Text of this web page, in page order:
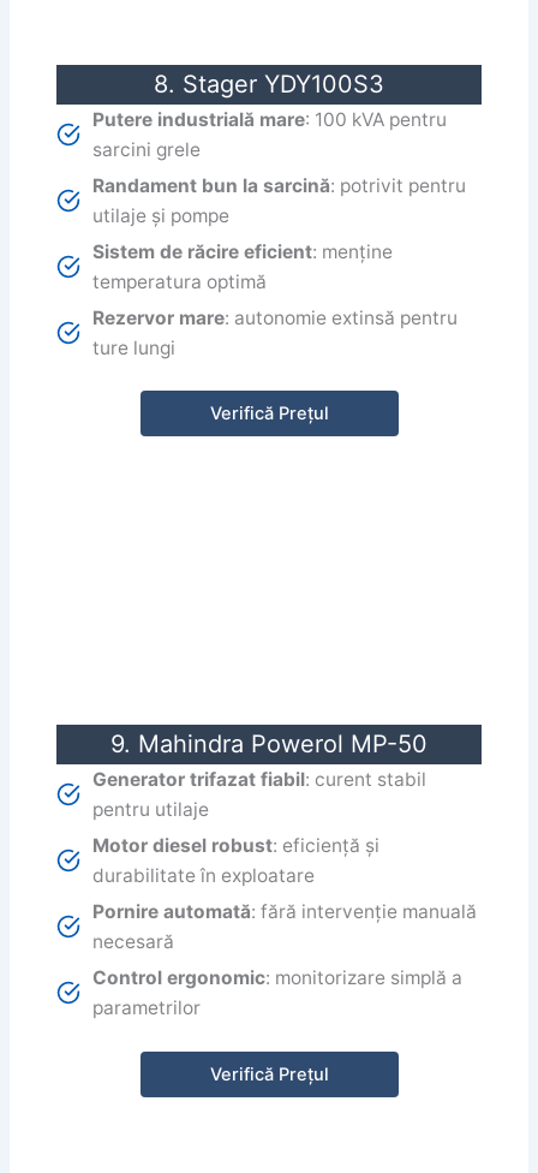
8. Stager YDY100S3
Putere industrială mare: 100 kVA pentru
sarcini grele
Randament bun la sarcină: potrivit pentru
utilaje și pompe
Sistem de răcire eficient: menține
temperatura optimă
Rezervor mare: autonomie extinsă pentru
ture lungi
Verifică Prețul
9. Mahindra Powerol MP-50
Generator trifazat fiabil: curent stabil
pentru utilaje
Motor diesel robust: eficiență și
durabilitate în exploatare
Pornire automată: fără intervenție manuală
necesară
Control ergonomic: monitorizare simplă a
parametrilor
Verifică Prețul